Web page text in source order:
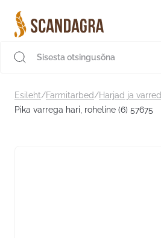
sisu
juurde
Esileht/Farmitarbed/Harjad ja varred
Pika varrega hari, roheline (6) 57675